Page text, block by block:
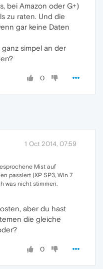
bei Amazon oder G+)
zu raten. Und die
gar keine Daten
simpel an der
0
1 Oct 2014, 07:59
Mist auf
passiert (XP SP3, Win 7
was nicht stimmen.
aber du hast
die gleiche
0